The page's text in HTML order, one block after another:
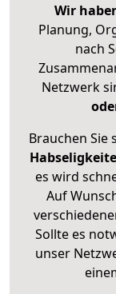
Wir
Planung,
nach
Netzwerk
Brauchen Sie
es wird
Auf
Sollte es
unser